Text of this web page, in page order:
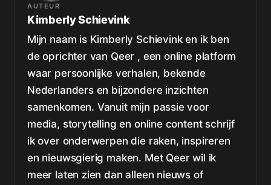
AUTEUR
Kimberly Schievink
Mijn naam is Kimberly Schievink en ik ben
de oprichter van Qeer , een online platform
waar persoonlijke verhalen, bekende
Nederlanders en bijzondere inzichten
samenkomen. Vanuit mijn passie voor
media, storytelling en online content schrijf
ik over onderwerpen die raken, inspireren
en nieuwsgierig maken. Met Qeer wil ik
meer laten zien dan alleen nieuws of